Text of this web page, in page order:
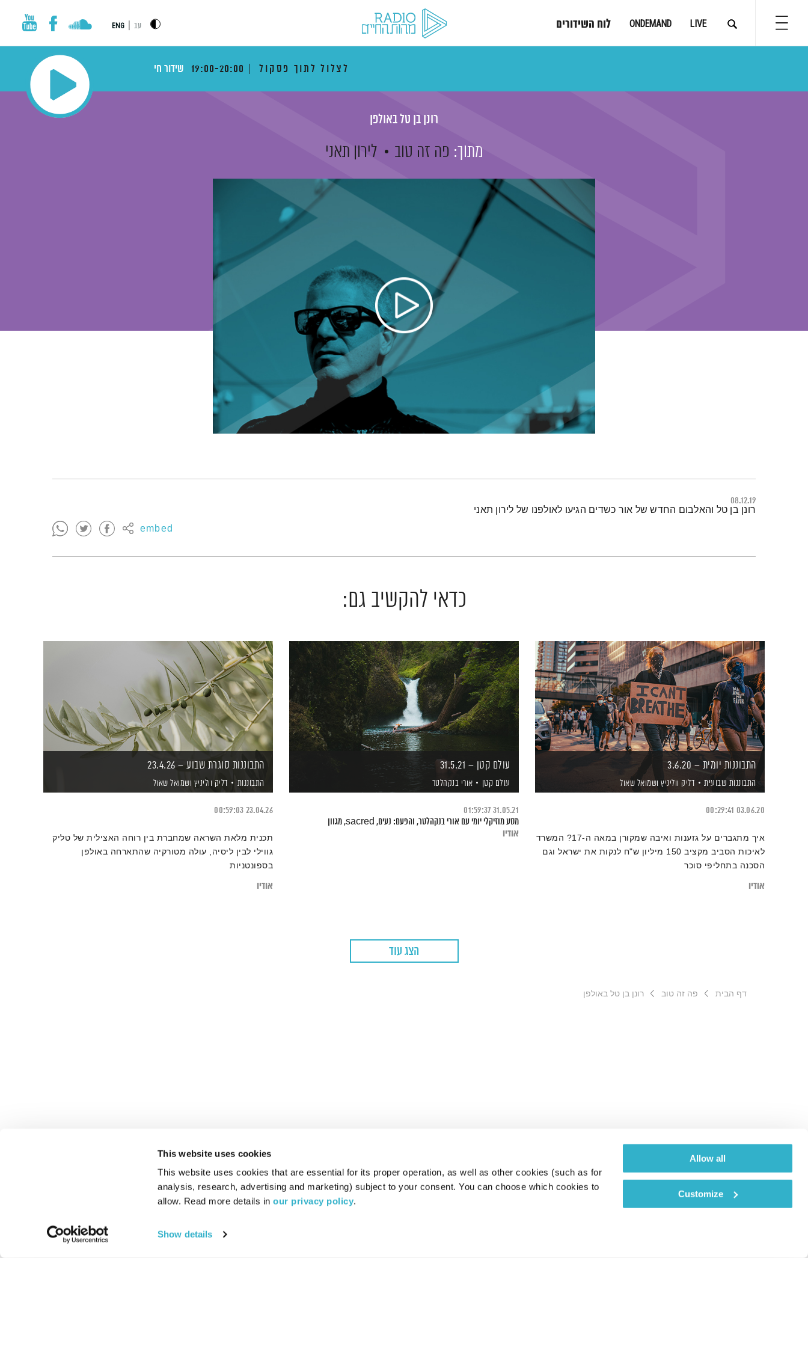
This website uses cookies
This website uses cookies that are essential for its proper operation, as well as other cookies (such as for
analysis, research, advertising and marketing) subject to your consent. You can choose which cookies to
allow. Read more details in our privacy policy.
Show details
Allow all
Customize
LIVE
ONDEMAND לוח השידורים עב ENG
לצלול לתוך פסקול 19:00-20:00 שידור חי
רונן בן טל באולפן
מתוך: פה זה טוב לירון תאני
08.12.19
embed
תמצית הפודקאסט
רונן בן טל והאלבום החדש של אור כשדים הגיעו לאולפנו של לירון תאני
כדאי להקשיב גם:
התבוננות יומית – 3.6.20
התבוננות שבועית דליק ווליניץ ושמואל שאול
03.06.20
00:29:41
איך מתגברים על גזענות ואיבה שמקורן במאה ה-17? המשרד
לאיכות הסביב מקציב 150 מיליון ש"ח לנקות את ישראל וגם
הסכנה בתחליפי סוכר
אודיו
עולם קטן – 31.5.21
עולם קטן אורי בנקהלטר
31.05.21
01:59:37
מסע מוזיקלי יומי עם אורי בנקהלטר, והפעם: נעים, sacred, מגוון
אודיו
התבוננות סוגרת שבוע – 23.4.26
התבוננות דליק ווליניץ ושמואל שאול
23.04.26
00:59:03
תכנית מלאת השראה שמחברת בין רוחה האצילית של טליק
גווילי לבין ליסיה, עולה מטורקיה שהתארחה באולפן
בספונטניות
אודיו
הצג עוד
דף הבית פה זה טוב רונן בן טל באולפן